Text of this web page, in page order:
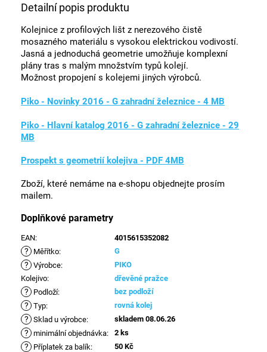
Detailní popis produktu
Kolejnice z profilových lišt z nerezového čistě
mosazného materiálu s vysokou elektrickou vodivostí.
Jasná a jednoduchá geometrie umožňuje komplexní
plány tras s malým množstvím typů kolejí.
Možnost propojení s kolejemi jiných výrobců.
Piko - Novinky 2016 - G zahradní železnice - 4 MB
Piko - Hlavní katalog 2016 - G zahradní železnice - 29
MB
Prospekt s geometrií kolejiva - PDF 4MB
Zboží, které nemáme na e-shopu objednejte prosím
mailem.
Doplňkové parametry
EAN: 4015615352082
? Měřítko: G
? Výrobce:
PIKO
Kolejivo: dřevěné pražce
? Podloží: bez podloží
? Typ: rovná kolej
? Sklad u výrobce: skladem 08.06.26
? minimální objednávka: 2 ks
? Příplatek za balík: 50 Kč